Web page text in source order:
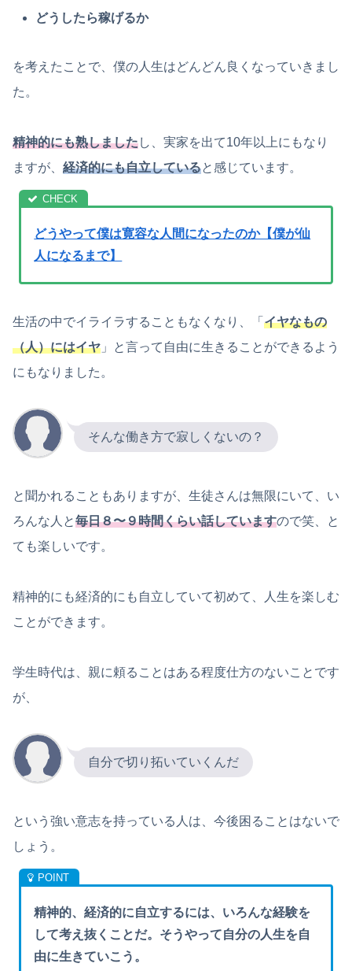
どうしたら稼げるか
を考えたことで、僕の人生はどんどん良くなっていきまし
た。
精神的にも熟しましたし、実家を出て10年以上にもなり
ますが、 経済的にも自立していると感じています。
どうやって僕は寛容な人間になったのか【僕が仙
人になるまで】
生活の中でイライラすることもなくなり、「 イヤなもの
（人）にはイヤ 」と言って自由に生きることができるよう
にもなりました。
そんな働き方で寂しくないの？
と聞かれることもありますが、生徒さんは無限にいて、い
ろんな人と毎日８〜９時間くらい話していますので笑、と
ても楽しいです。
精神的にも経済的にも自立していて初めて、人生を楽しむ
ことができます。
学生時代は、親に頼ることはある程度仕方のないことです
が、
自分で切り拓いていくんだ
という強い意志を持っている人は、今後困ることはないで
しょう。
精神的、経済的に自立するには、いろんな経験を
して考え抜くことだ。そうやって自分の人生を自
由に生きていこう。